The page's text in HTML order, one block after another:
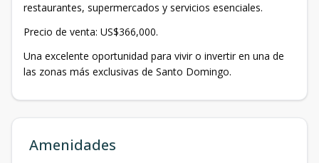
restaurantes, supermercados y servicios esenciales.
Precio de venta: US$366,000.
Una excelente oportunidad para vivir o invertir en una de
las zonas más exclusivas de Santo Domingo.
Amenidades